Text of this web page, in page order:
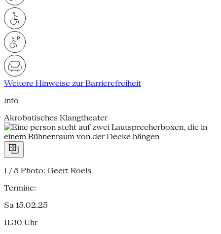
Weitere Hinweise zur Barrierefreiheit
Info
Akrobatisches Klangtheater
1 / 5 Photo: Geert Roels
Termine:
Sa 15.02.25
11.30 Uhr